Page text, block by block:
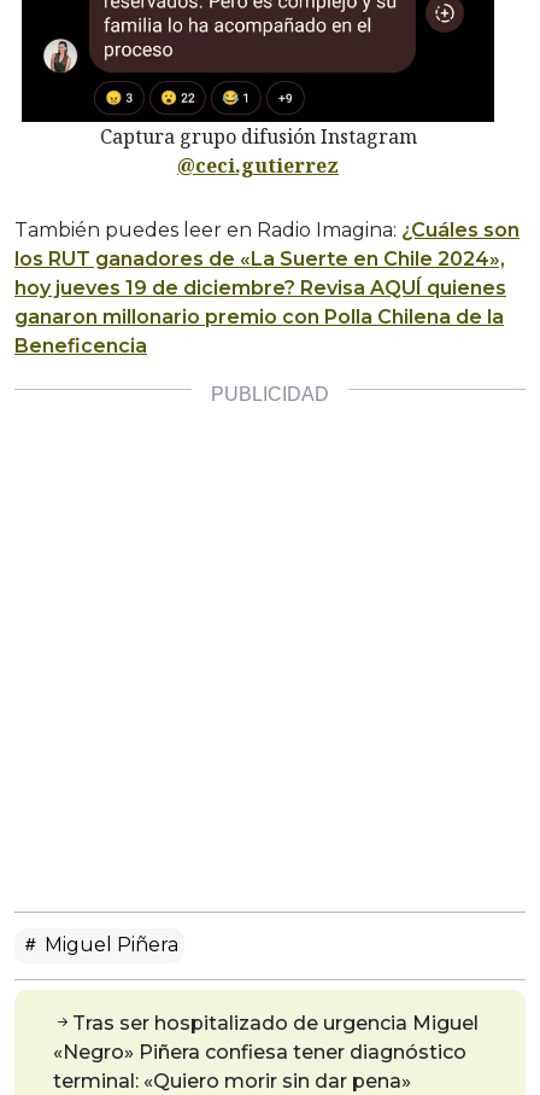
Captura grupo difusión Instagram
@ceci.gutierrez
También puedes leer en Radio Imagina: ¿Cuáles son
los RUT ganadores de «La Suerte en Chile 2024»,
hoy jueves 19 de diciembre? Revisa AQUÍ quienes
ganaron millonario premio con Polla Chilena de la
Beneficencia
Miguel Piñera
Tras ser hospitalizado de urgencia Miguel
«Negro» Piñera confiesa tener diagnóstico
terminal: «Quiero morir sin dar pena»